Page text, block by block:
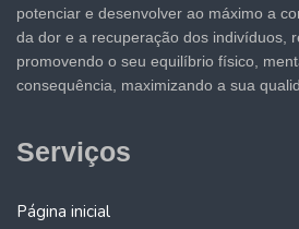
potenciar e desenvolver ao máximo a
da dor e a recuperação dos indivíduos,
promovendo o seu equilíbrio físico,
consequência, maximizando a sua
Serviços
Página inicial